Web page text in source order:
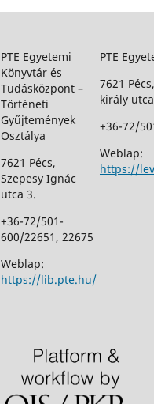
PTE Egyetemi
Könyvtár és
Tudásközpont –
Történeti
Gyűjtemények
Osztálya
7621 Pécs,
Szepesy Ignác
utca 3.
+36-72/501-
600/22651, 22675
Weblap:
https://lib.pte.hu/
PTE
7621
király
+36-72/
Weblap:
https://